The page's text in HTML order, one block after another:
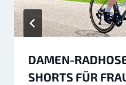
DAMEN-
SHORTS FÜR